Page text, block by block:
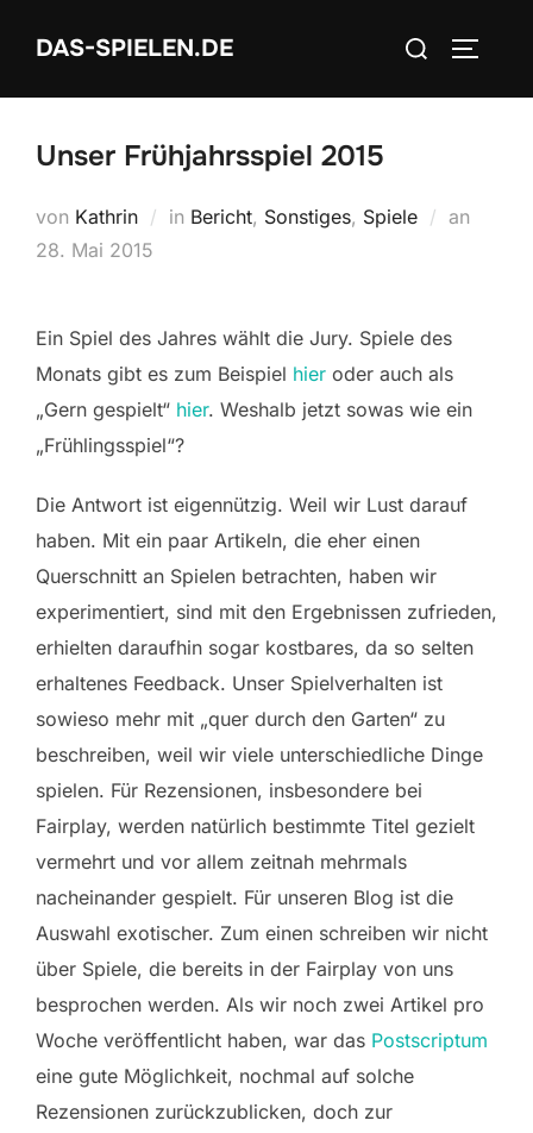
InhaltDAS-SPIELEN.DE
Suchen
Unser Frühjahrsspiel 2015
von Kathrin in Bericht, Sonstiges, Spiele an
28. Mai 2015
Ein Spiel des Jahres wählt die Jury. Spiele des
Monats gibt es zum Beispiel hier oder auch als
„Gern gespielt“ hier. Weshalb jetzt sowas wie ein
„Frühlingsspiel“?
Die Antwort ist eigennützig. Weil wir Lust darauf
haben. Mit ein paar Artikeln, die eher einen
Querschnitt an Spielen betrachten, haben wir
experimentiert, sind mit den Ergebnissen zufrieden,
erhielten daraufhin sogar kostbares, da so selten
erhaltenes Feedback. Unser Spielverhalten ist
sowieso mehr mit „quer durch den Garten“ zu
beschreiben, weil wir viele unterschiedliche Dinge
spielen. Für Rezensionen, insbesondere bei
Fairplay, werden natürlich bestimmte Titel gezielt
vermehrt und vor allem zeitnah mehrmals
nacheinander gespielt. Für unseren Blog ist die
Auswahl exotischer. Zum einen schreiben wir nicht
über Spiele, die bereits in der Fairplay von uns
besprochen werden. Als wir noch zwei Artikel pro
Woche veröffentlicht haben, war das Postscriptum
eine gute Möglichkeit, nochmal auf solche
Rezensionen zurückzublicken, doch zur